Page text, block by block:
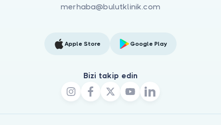
merhaba@bulutklinik.com
Apple Store Google Play
Bizi takip edin